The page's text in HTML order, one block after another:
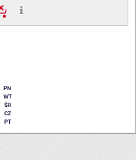
PN
WT
ŚR
CZ
PT